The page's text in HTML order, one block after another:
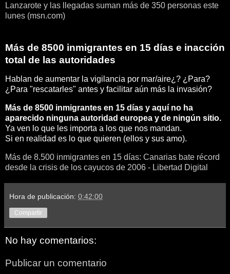
Lanzarote y las llegadas suman más de 350 personas este
lunes (msn.com)
Más de 8500 inmigrantes en 15 días e inacción
total de las autoridades
Hablan de aumentar la vigilancia por mar/aire¿? ¿Para?
¿Para "rescatarles" antes y facilitar aún más la invasión?
Más de 8500 inmigrantes en 15 días y aquí no ha
aparecido ninguna autoridad europea y de ningún sitio.
Ya ven lo que les importa a los que nos mandan.
Si en realidad es lo que quieren (ellos y sus amo).
Más de 8.500 inmigrantes en 15 días: Canarias bate récord
desde la crisis de los cayucos de 2006 - Libertad Digital
Hora de publicación: 0:42:00
Compartir
No hay comentarios:
Publicar un comentario